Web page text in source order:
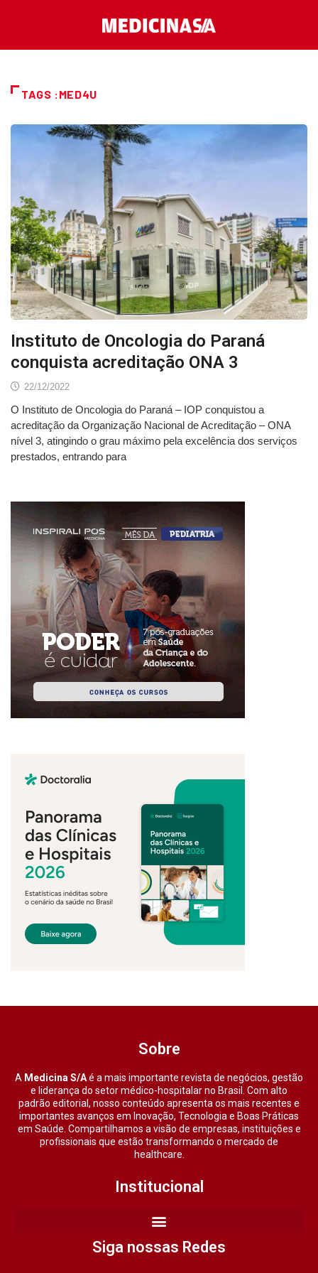
TAGS :MED4U
Instituto de Oncologia do Paraná
conquista acreditação ONA 3
22/12/2022
O Instituto de Oncologia do Paraná – IOP conquistou a
acreditação da Organização Nacional de Acreditação – ONA
nível 3, atingindo o grau máximo pela excelência dos serviços
prestados, entrando para
Sobre
A Medicina S/Aé a mais importante revista de negócios, gestão
e liderança do setor médico-hospitalar no Brasil. Com alto
padrão editorial, nosso conteúdo apresenta os mais recentes e
importantes avanços em Inovação, Tecnologia e Boas Práticas
em Saúde. Compartilhamos a visão de empresas, instituições e
profissionais que estão transformando o mercado de
healthcare.
Institucional
Siga nossas Redes